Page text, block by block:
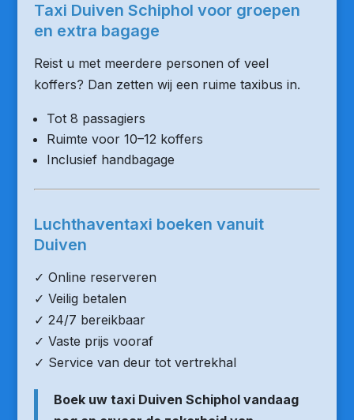
Taxi Duiven Schiphol voor groepen
en extra bagage
Reist u met meerdere personen of veel
koffers? Dan zetten wij een ruime taxibus in.
Tot 8 passagiers
Ruimte voor 10–12 koffers
Inclusief handbagage
Luchthaventaxi boeken vanuit
Duiven
✓ Online reserveren
✓ Veilig betalen
✓ 24/7 bereikbaar
✓ Vaste prijs vooraf
✓ Service van deur tot vertrekhal
Boek uw taxi Duiven Schiphol vandaag